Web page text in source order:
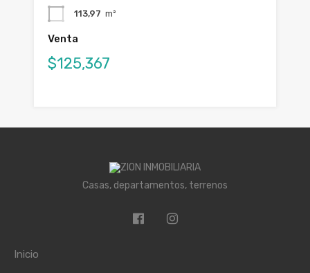
113,97 m²
Venta
$125,367
Casas, departamentos, terrenos
Inicio